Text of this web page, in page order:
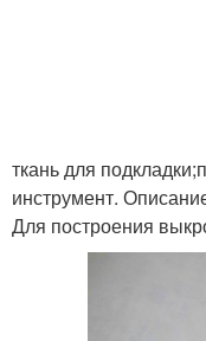
ткань для
инструмент.
Для построения